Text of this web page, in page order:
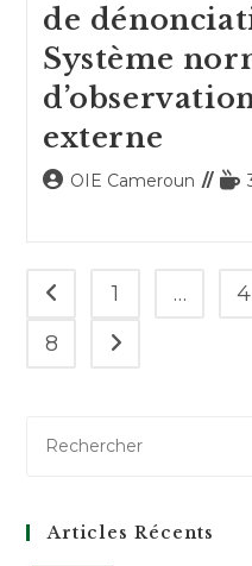
de
Système
externe
Auteur/autrice
OIE Cameroun
Go to the previous page
1 … 4
8
Aller à la page
Articles Récents